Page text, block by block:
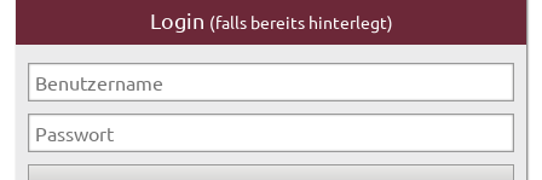
Login (falls bereits hinterlegt)